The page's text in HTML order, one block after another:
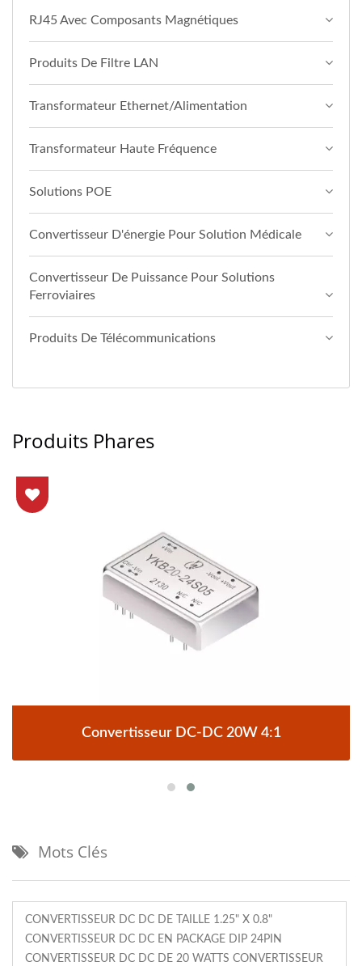
RJ45 Avec Composants Magnétiques
Produits De Filtre LAN
Transformateur Ethernet/Alimentation
Transformateur Haute Fréquence
Solutions POE
Convertisseur D'énergie Pour Solution Médicale
Convertisseur De Puissance Pour Solutions
Ferroviaires
Produits De Télécommunications
Produits Phares
Convertisseur DC-DC 20W 4:1
Mots Clés
CONVERTISSEUR DC DC DE TAILLE 1.25" X 0.8"
CONVERTISSEUR DC DC EN PACKAGE DIP 24PIN
CONVERTISSEUR DC DC DE 20 WATTS CONVERTISSEUR